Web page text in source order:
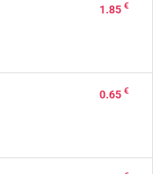
1.85 €
0.65 €